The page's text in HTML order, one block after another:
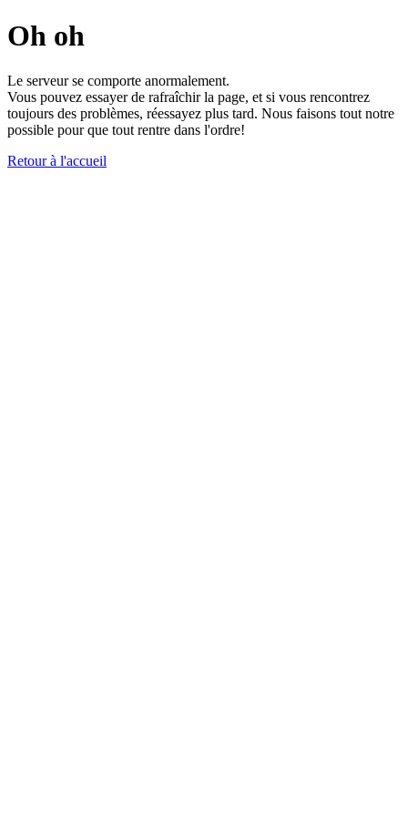
Oh oh
Le serveur se comporte anormalement.
Vous pouvez essayer de rafraîchir la page, et si vous rencontrez
toujours des problèmes, réessayez plus tard. Nous faisons tout notre
possible pour que tout rentre dans l'ordre!
Retour à l'accueil